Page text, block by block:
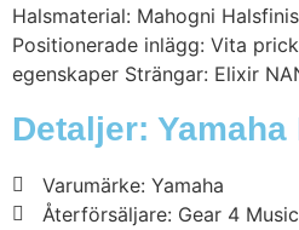
Halsmaterial: Mahogni
Positionerade inlägg: Vita
egenskaper Strängar: Elixir
Detaljer:
Varumärke: Yamaha
Återförsäljare: Gear 4